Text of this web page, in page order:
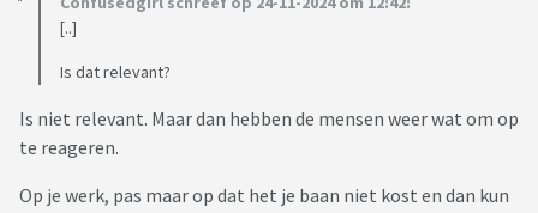
[..]
Is dat relevant?
Is niet relevant. Maar dan hebben de mensen weer wat om op
te reageren.
Op je werk, pas maar op dat het je baan niet kost en dan kun